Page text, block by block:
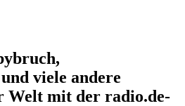
viele andere
Welt mit der radio.de-